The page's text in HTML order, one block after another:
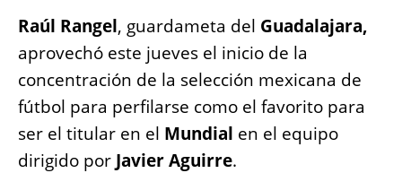
e
b
o
o
k
s
A
p
p
e
n
g
er
l y
Li
n
k
re
Raúl Rangel, guardameta del Guadalajara,
aprovechó este jueves el inicio de la
concentración de la selección mexicana de
fútbol para perfilarse como el favorito para
ser el titular en el Mundial en el equipo
dirigido por Javier Aguirre.